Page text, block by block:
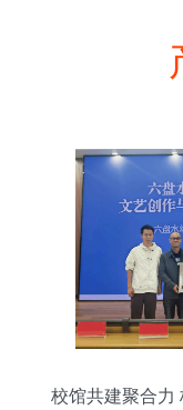
校馆共建聚合